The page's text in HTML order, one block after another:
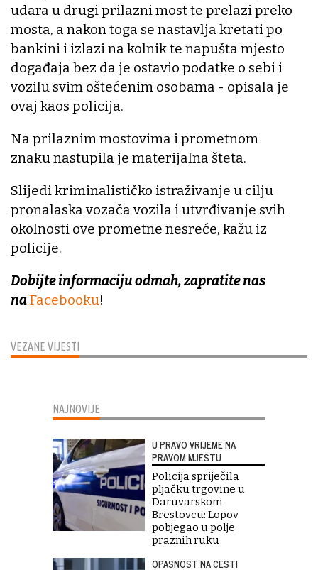
VEZANE VIJESTI
udara u drugi prilazni most te prelazi preko
mosta, a nakon toga se nastavlja kretati po
bankini i izlazi na kolnik te napušta mjesto
događaja bez da je ostavio podatke o sebi i
vozilu svim oštećenim osobama - opisala je
ovaj kaos policija.
Na prilaznim mostovima i prometnom
znaku nastupila je materijalna šteta.
Slijedi kriminalističko istraživanje u cilju
pronalaska vozača vozila i utvrđivanje svih
okolnosti ove prometne nesreće, kažu iz
policije.
Dobijte informaciju odmah, zapratite nas
naFacebooku!
NAJNOVIJE
U PRAVO VRIJEME NA
PRAVOM MJESTU
Policija spriječila
pljačku trgovine u
Daruvarskom
Brestovcu: Lopov
pobjegao u polje
praznih ruku
OPASNOST NA CESTI